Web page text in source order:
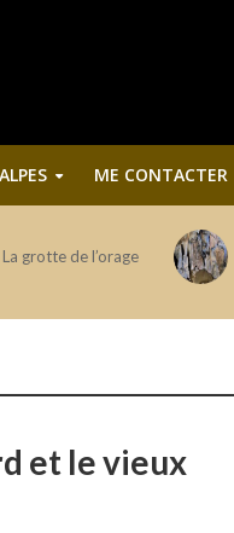
ME CONTACTER
La grotte de l’orage
et le vieux